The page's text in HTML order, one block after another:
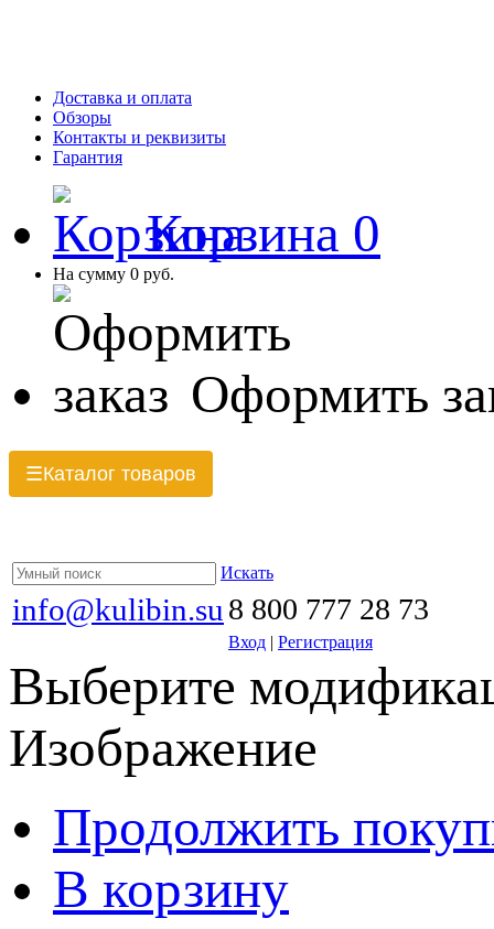
Доставка и оплата
Обзоры
Контакты и реквизиты
Гарантия
Корзина 0
На сумму 0 руб.
Оформить
☰Каталог товаров
Искать
info@kulibin.su 8 800 777 28 73
Вход | Регистрация
Выберите
Изображение
Продолжить
В корзину